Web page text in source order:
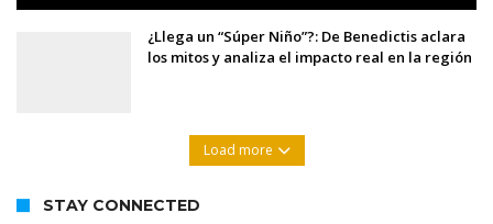
¿Llega un “Súper Niño”?: De Benedictis aclara
los mitos y analiza el impacto real en la región
Load more
STAY CONNECTED